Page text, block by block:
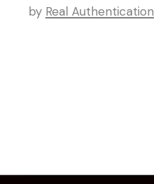
by Real Authentication